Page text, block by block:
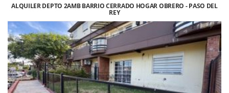
ALQUILER DEPTO 2AMB BARRIO CERRADO HOGAR OBRERO - PASO DEL
REY